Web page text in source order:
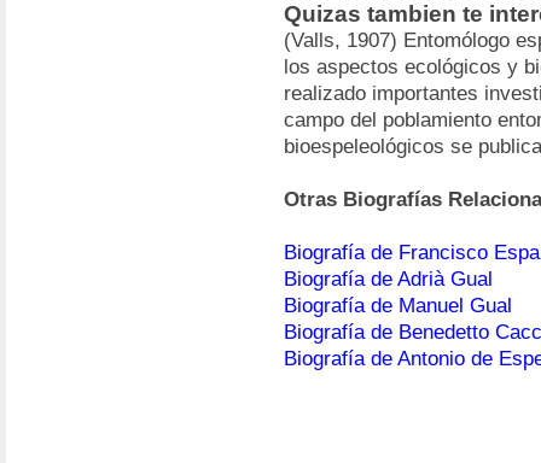
Quizas tambien te
(Valls, 1907) Entomólogo
los aspectos ecológicos y
realizado importantes
campo del poblamiento
bioespeleológicos se
Otras Biografías
Biografía de Francisco
Biografía de Adrià Gual
Biografía de Manuel Gual
Biografía de Benedetto
Biografía de Antonio de